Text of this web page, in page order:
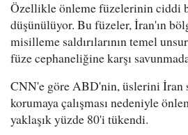
Özellikle önleme füzelerinin ciddi
düşünülüyor. Bu füzeler, İran'ın
misilleme saldırılarının temel
füze cephaneliğine karşı
CNN'e göre ABD'nin, üslerini İran
korumaya çalışması nedeniyle
yaklaşık yüzde 80'i tükendi.